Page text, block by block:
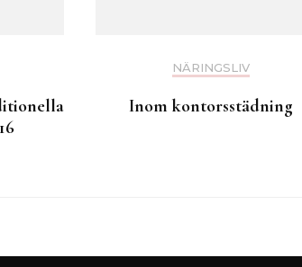
NÄRINGSLIV
Inom kontorsstädning